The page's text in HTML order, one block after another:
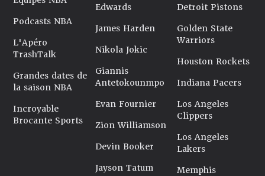
Podcasts NBA
L'Apéro
TrashTalk
Grandes dates de
la saison NBA
Incroyable
Brocante Sports
Edwards
James Harden
Nikola Jokic
Giannis
Antetokounmpo
Evan Fournier
Zion Williamson
Devin Booker
Jayson Tatum
Detroit Pistons
Golden State
Warriors
Houston Rockets
Indiana Pacers
Los Angeles
Clippers
Los Angeles
Lakers
Memphis